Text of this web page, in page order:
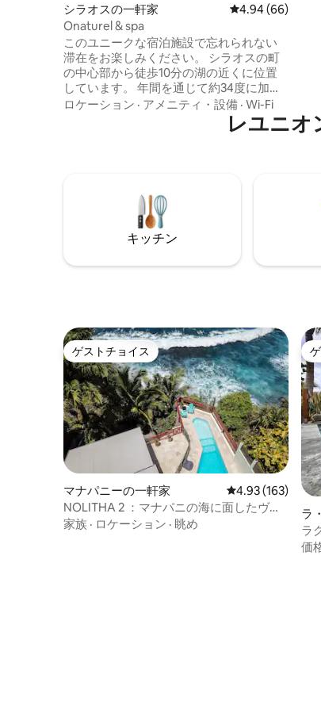
シラオスの一軒家 レビュー66件、
4.94 (66)
Onaturel & spa
このユニークな宿泊施設で忘れられない
滞在をお楽しみください。 シラオスの町
の中心部から徒歩10分の湖の近くに位置
しています。 年間を通じて約34度に加熱
されたプライベートリラクゼーションプ
ール。（ジャグジーなし）。 2名様まで宿
チェックインは午後3時から、チェックア
ウトは午前10時までです。 到着時間は柔
軟ですが、出発時間は厳格に午前10時で
ロケーション · アメニティ・設備 · Wi-Fi
レユニオ
キッチン
ゲストチョイス
ゲストチョイス
マナパニーの一軒家 レビュー163件
4.93 (163)
NOLITHA 2 ：マナパニの海に面したヴィ
ラ
家族 · ロケーション · 眺め
ラ
軒
ラ
価